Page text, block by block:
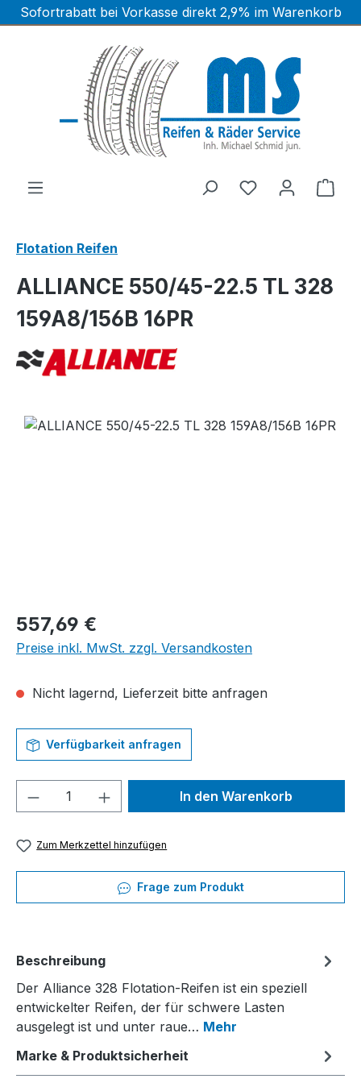
Zum Hauptinhalt springen
Sofortrabatt bei Vorkasse direkt 2,9% im Warenkorb
Flotation Reifen
ALLIANCE 550/45-22.5 TL 328
159A8/156B 16PR
Bildergalerie überspringen
Regulärer Preis:
557,69 €
Preise inkl. MwSt. zzgl. Versandkosten
Nicht lagernd, Lieferzeit bitte anfragen
Verfügbarkeit anfragen
Produkt Anzahl: Gib denIn den Warenkorb
Zum Merkzettel hinzufügen
Frage zum Produkt
Beschreibung
Der Alliance 328 Flotation-Reifen ist ein speziell
entwickelter Reifen, der für schwere Lasten
ausgelegt ist und unter raue… Mehr
Marke & Produktsicherheit